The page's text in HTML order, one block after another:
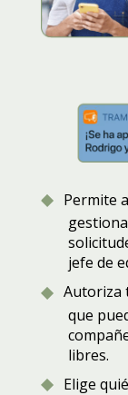
Permite
jefe de
Autoriza
que
libres.
Elige